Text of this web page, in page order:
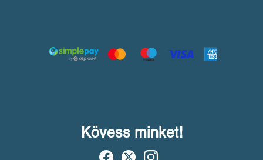
Kövess minket!